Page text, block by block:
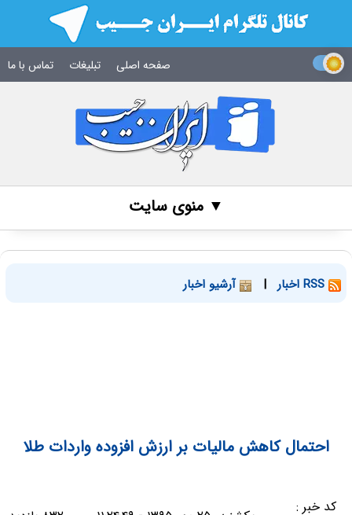
صفحه اصلی تبلیغات تماس با ما
▼ منوی سایت
| آرشیو اخبار
احتمال کاهش مالیات بر ارزش افزوده واردات طلا
کد خبر :